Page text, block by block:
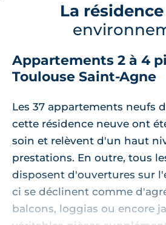
La résidence
Appartements 2 à 4
Toulouse Saint-Agne
Les 37 appartements neufs
cette résidence neuve ont
soin et relèvent d'un haut
prestations. En outre, tous
disposent d'ouvertures sur
ci se déclinent comme
balcons, loggias ou encore